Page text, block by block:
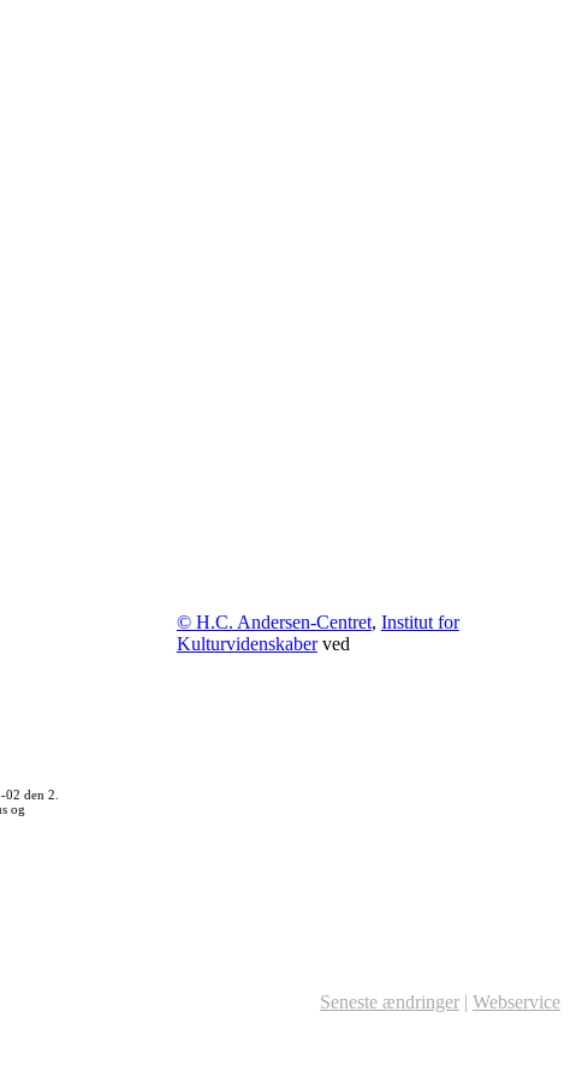
den 2.
og
© H.C. Andersen-Centret, Institut for
Kulturvidenskaberved
Seneste ændringer | Webservice